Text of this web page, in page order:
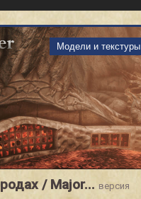
Модели и текстуры
/ Major... версия